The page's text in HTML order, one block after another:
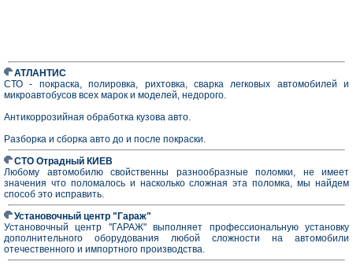
АТЛАНТИС
СТО - покраска, полировка, рихтовка, сварка легковых автомобилей и
микроавтобусов всех марок и моделей, недорого.
Антикоррозийная обработка кузова авто.
Разборка и сборка авто до и после покраски.
СТО Отрадный КИЕВ
Любому автомобилю свойственны разнообразные поломки, не имеет
значения что поломалось и насколько сложная эта поломка, мы найдем
способ это исправить.
Установочный центр "Гараж"
Установочный центр "ГАРАЖ" выполняет профессиональную установку
дополнительного оборудования любой сложности на автомобили
отечественного и импортного производства.